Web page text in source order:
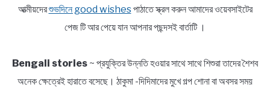
আত্মীয়দেরশুভদিনে good wishesপাঠাতে স্ক্রল করুন আমাদের ওয়েবসাইটের
পেজ টি আর পেয়ে যান আপনার পছন্দসই বার্তাটি ।
Bengali stories ~ প্রযুক্তির উন্নতি হওয়ার সাথে সাথে শিশুরা তাদের শৈশব
অনেক ক্ষেত্রেই হারাতে বসেছে। ঠাকুমা -দিদিমাদের মুখে গল্প শোনা বা অবসর সময়